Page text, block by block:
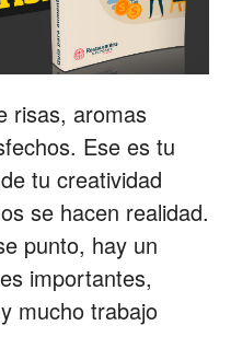
risas, aromas
Ese es tu
tu creatividad
se hacen realidad.
punto, hay un
importantes,
mucho trabajo